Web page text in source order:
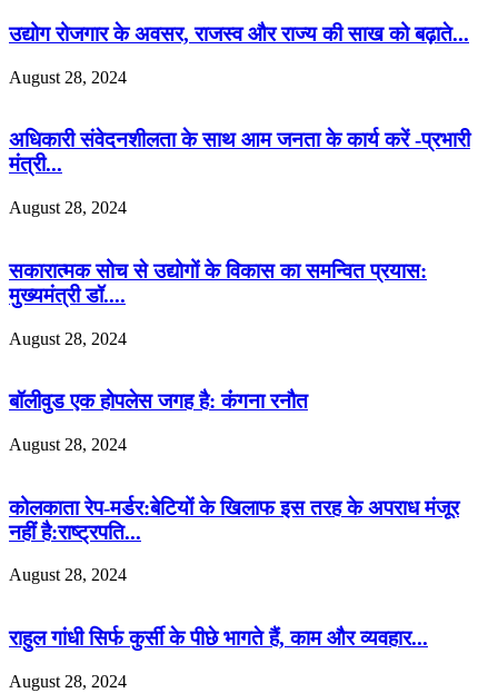
उद्योग रोजगार के अवसर, राजस्व और राज्य की साख को बढ़ाते...
August 28, 2024
अधिकारी संवेदनशीलता के साथ आम जनता के कार्य करें -प्रभारी
मंत्री...
August 28, 2024
सकारात्मक सोच से उद्योगों के विकास का समन्वित प्रयास:
मुख्यमंत्री डॉ....
August 28, 2024
बॉलीवुड एक होपलेस जगह है: कंंगना रनौत
August 28, 2024
कोलकाता रेप-मर्डर:बेटियों के खिलाफ इस तरह के अपराध मंजूर
नहीं है:राष्ट्रपति...
August 28, 2024
राहुल गांधी सिर्फ कुर्सी के पीछे भागते हैं, काम और व्यवहार...
August 28, 2024